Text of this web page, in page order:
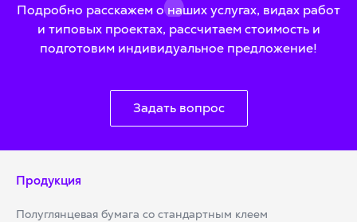
Подробно расскажем о наших услугах, видах работ
и типовых проектах, рассчитаем стоимость и
подготовим индивидуальное предложение!
Задать вопрос
Продукция
Полуглянцевая бумага со стандартным клеем